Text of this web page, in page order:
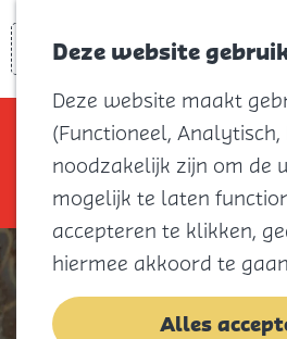
Deze website
Deze website maakt
(Functioneel,
noodzakelijk zijn om de
mogelijk te laten
accepteren te klikken,
hiermee akkoord te
Alles
Menu
Zoeken
Sorry, deze
beschikbaar. Bekijk het
voor de